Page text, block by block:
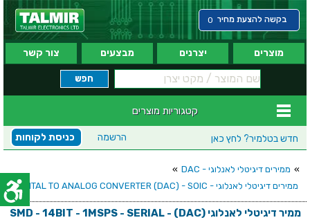
בקשה להצעת מחיר 0
מוצרים יצרנים מבצעים צור קשר
קטגוריות מוצרים
חדש בטלמיר? לחץ כאן כניסת לקוחות הרשמה
» ממירים דיגיטלי לאנלוגי - DAC
»
ממירים דיגיטלי לאנלוגי - DIGITAL TO ANALOG CONVERTER (DAC) - SOIC
ממיר דיגיטלי לאנלוגי (SMD - 14BIT - 1MSPS - SERIAL - (DAC